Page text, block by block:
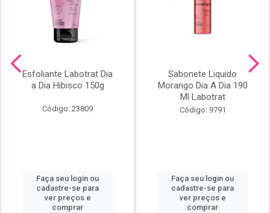
Esfoliante Labotrat Dia
a Dia Hibisco 150g
Código: 23809
Faça seu login ou
cadastre-se para
ver preços e
comprar
Sabonete Liquido
Morango Dia A Dia 190
Ml Labotrat
Código: 9791
Faça seu login ou
cadastre-se para
ver preços e
comprar